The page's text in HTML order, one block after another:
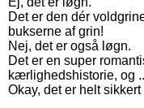
Det er den dér
bukserne af grin!
Nej, det er også løgn.
Det er en super
kærlighedshistorie, og
Okay, det er helt